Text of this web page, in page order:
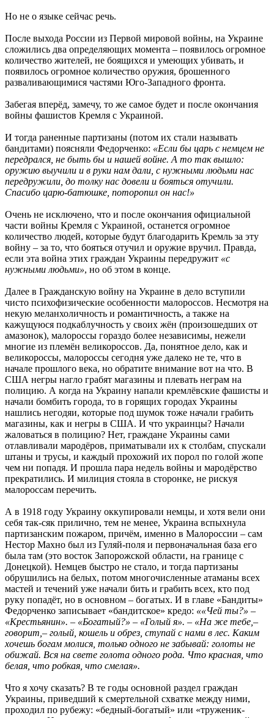
Но не о языке сейчас речь.
После выхода России из Первой мировой войны, на Украине
сложились два определяющих момента – появилось огромное
количество жителей, не боящихся и умеющих убивать, и
появилось огромное количество оружия, брошенного
разваливающимися частями Юго-Западного фронта.
Забегая вперёд, замечу, то же самое будет и после окончания
войны фашистов Кремля с Украиной.
И тогда раненные партизаны (потом их стали называть
бандитами) поясняли Федорченко: «Если бы царь с немцем не
передрался, не быть бы и нашей войне. А то так вышло:
оружию выучили и в руки нам дали, с нужными людьми нас
передружили, до толку нас довели и бояться отучили.
Спасибо царю-батюшке, поторопил он нас!»
Очень не исключено, что и после окончания официальной
части войны Кремля с Украиной, останется огромное
количество людей, которые будут благодарить Кремль за эту
войну – за то, что бояться отучил и оружие вручил. Правда,
если эта война этих граждан Украины передружит «с
нужными людьми», но об этом в конце.
Далее в Гражданскую войну на Украине в дело вступили
чисто психофизические особенности малороссов. Несмотря на
некую меланхоличность и романтичность, а также на
кажущуюся подкаблучность у своих жён (произошедших от
амазонок), малороссы гораздо более независимы, нежели
многие из племён великороссов. Да, понятное дело, как и
великороссы, малороссы сегодня уже далеко не те, что в
начале прошлого века, но обратите внимание вот на что. В
США негры нагло грабят магазины и плевать неграм на
полицию. А когда на Украину напали кремлёвские фашисты и
начали бомбить города, то в горящих городах Украины
нашлись негодяи, которые под шумок тоже начали грабить
магазины, как и негры в США. И что украинцы? Начали
жаловаться в полицию? Нет, граждане Украины сами
отлавливали мародёров, приматывали их к столбам, спускали
штаны и трусы, и каждый прохожий их порол по голой жопе
чем ни попадя. И прошла пара недель войны и мародёрство
прекратились. И милиция стояла в сторонке, не рискуя
малороссам перечить.
А в 1918 году Украину оккупировали немцы, и хотя вели они
себя так-сяк прилично, тем не менее, Украина вспыхнула
партизанским пожаром, причём, именно в Малороссии – сам
Нестор Махно был из Гуляй-поля и первоначальная база его
была там (это восток Запорожской области, на границе с
Донецкой). Немцев быстро не стало, и тогда партизаны
обрушились на белых, потом многочисленные атаманы всех
мастей и течений уже начали бить и грабить всех, кто под
руку попадёт, но в основном – богатых. И в главе «Бандиты»
Федорченко записывает «бандитское» кредо: ««Чей ты?» –
«Крестьянин». – «Богатый?» – «Голый я». – «На же тебе,–
говорит,– голый, кошель и обрез, ступай с нами в лес. Каким
хочешь богам молися, только одного не забывай: голоты не
обижай. Вся на свете голота одного рода. Что красная, что
белая, что робкая, что смелая».
Что я хочу сказать? В те годы основной раздел граждан
Украины, приведший к смертельной схватке между ними,
проходил по рубежу: «бедный-богатый» или «труженик-